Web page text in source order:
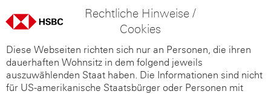
Rechtliche Hinweise /
Cookies
Diese Webseiten richten sich nur an Personen, die ihren
dauerhaften Wohnsitz in dem folgend jeweils
auszuwählenden Staat haben. Die Informationen sind nicht
für US-amerikanische Staatsbürger oder Personen mit